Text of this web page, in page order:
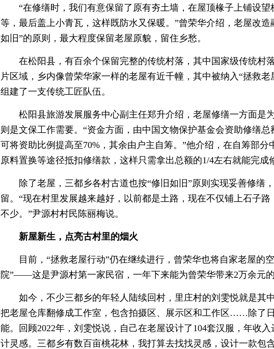
“在修缮时，我们有意保留了原有夯土墙，在屋顶椽子上铺设
等，最后盖上小青瓦，这样既防水又保暖。”曾荣华介绍，老屋改造
如旧”的原则，最大程度保留老屋原貌，留住乡愁。
在松阳县，有百余个保留完整的传统村落，其中国家级传统村
片区域，乡内像曾荣华家一样的老屋有近千幢，其中被纳入“拯救
组建了一支传统工匠队伍。
松阳县旅游发展服务中心副主任郑升介绍，老屋修缮一方面是
则是文保工作需要。“资金方面，由中国文物保护基金会资助修缮
可将资助比例提高至70%，其余由户主自筹。”他介绍，在自筹部
原料置换等途径抵扣修缮款，这样只需拿出总额的1/4左右就能完成
除了老屋，三都乡各村古道也按“修旧如旧”原则实现妥善修缮
留。“现在村里发展越来越好，以前都是土路，现在不仅铺上石子
不少。”尹源村村民陈丽梅说。
新屋新生，点亮古村里的烟火
目前，“拯救老屋行动”仍在继续进行，曾荣华也将自家老屋的
院”——这是尹源村第一家民宿，一年下来能为曾荣华带来2万余元的
如今，不少三都乡的年轻人陆续回村，里庄村的刘雯悦就是其
把老屋仓库翻修成工作室，包含拍摄区、展示区和工作区……除了
能。回顾2022年，刘雯悦说，自己在老屋设计了104套汉服，年收
计灵感。三都乡有数百亩桃花林，我打算去找找灵感，设计一款包